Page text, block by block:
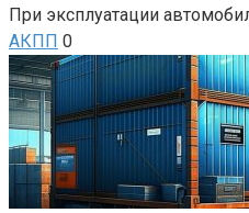
При эксплуатации
АКПП 0